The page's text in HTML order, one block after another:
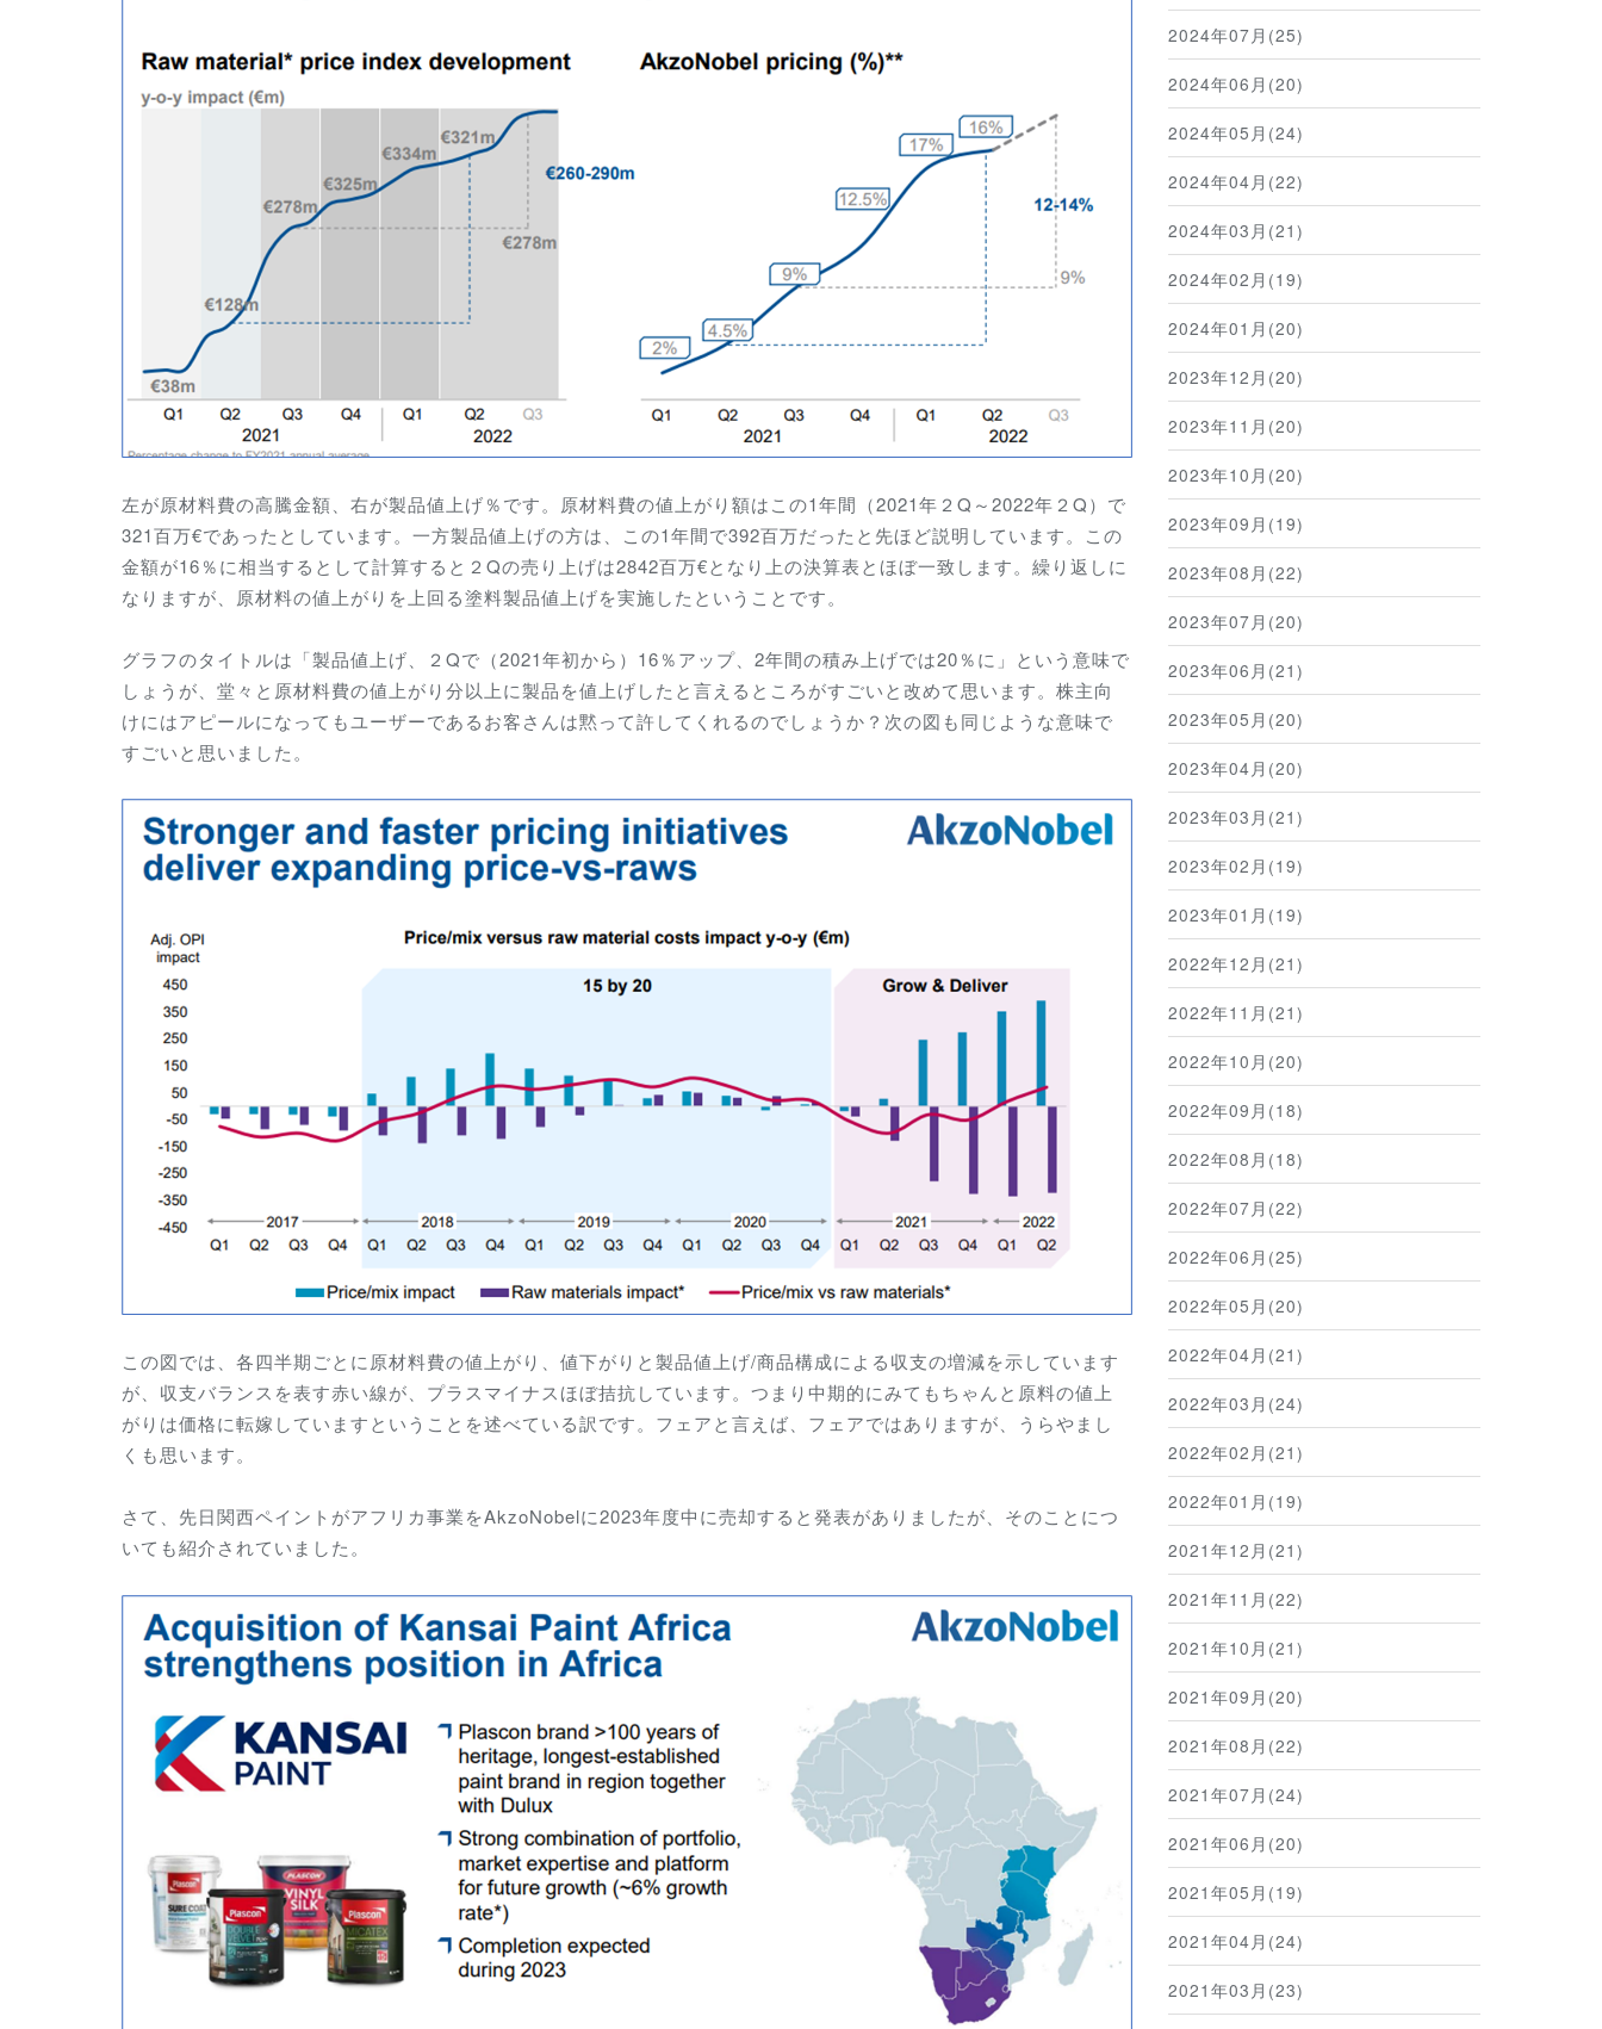
左が原材料費の高騰金額、右が製品値上げ％です。原材料費の値上がり額はこの1年間（2021年２Q～2022年２Q）で
321百万€であったとしています。一方製品値上げの方は、この1年間で392百万だったと先ほど説明しています。この
金額が16％に相当するとして計算すると２Qの売り上げは2842百万€となり上の決算表とほぼ一致します。繰り返しに
なりますが、原材料の値上がりを上回る塗料製品値上げを実施したということです。
グラフのタイトルは「製品値上げ、２Qで（2021年初から）16％アップ、2年間の積み上げでは20％に」という意味で
しょうが、堂々と原材料費の値上がり分以上に製品を値上げしたと言えるところがすごいと改めて思います。株主向
けにはアピールになってもユーザーであるお客さんは黙って許してくれるのでしょうか？次の図も同じような意味で
すごいと思いました。
この図では、各四半期ごとに原材料費の値上がり、値下がりと製品値上げ/商品構成による収支の増減を示しています
が、収支バランスを表す赤い線が、プラスマイナスほぼ拮抗しています。つまり中期的にみてもちゃんと原料の値上
がりは価格に転嫁していますということを述べている訳です。フェアと言えば、フェアではありますが、うらやまし
くも思います。
さて、先日関西ペイントがアフリカ事業をAkzoNobelに2023年度中に売却すると発表がありましたが、そのことにつ
いても紹介されていました。
2024年07月(25)
2024年06月(20)
2024年05月(24)
2024年04月(22)
2024年03月(21)
2024年02月(19)
2024年01月(20)
2023年12月(20)
2023年11月(20)
2023年10月(20)
2023年09月(19)
2023年08月(22)
2023年07月(20)
2023年06月(21)
2023年05月(20)
2023年04月(20)
2023年03月(21)
2023年02月(19)
2023年01月(19)
2022年12月(21)
2022年11月(21)
2022年10月(20)
2022年09月(18)
2022年08月(18)
2022年07月(22)
2022年06月(25)
2022年05月(20)
2022年04月(21)
2022年03月(24)
2022年02月(21)
2022年01月(19)
2021年12月(21)
2021年11月(22)
2021年10月(21)
2021年09月(20)
2021年08月(22)
2021年07月(24)
2021年06月(20)
2021年05月(19)
2021年04月(24)
2021年03月(23)